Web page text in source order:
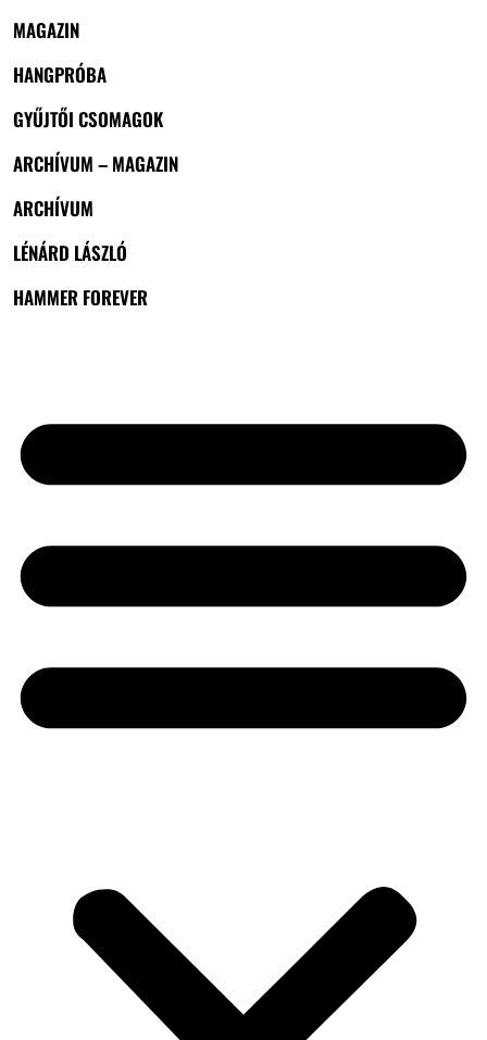
MAGAZIN
HANGPRÓBA
GYŰJTŐI CSOMAGOK
ARCHÍVUM – MAGAZIN
ARCHÍVUM
LÉNÁRD LÁSZLÓ
HAMMER FOREVER